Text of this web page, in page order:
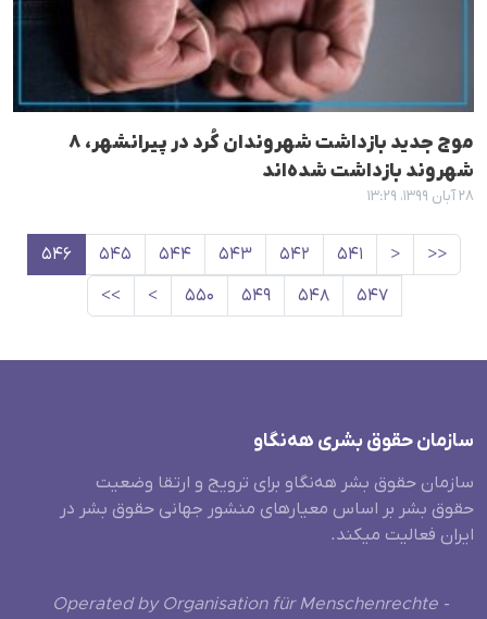
موج جدید بازداشت شهروندان کُرد در پیرانشهر، ۸
شهروند بازداشت شده‌اند
۲۸ آبان ۱۳۹۹، ۱۳:۲۹
<<
< ۵۴۱ ۵۴۲ ۵۴۳ ۵۴۴ ۵۴۵
۵۴۶
۵۴۷
۵۴۸ ۵۴۹ ۵۵۰ >
>>
سازمان حقوق بشری هەنگاو
سازمان حقوق بشر هه‌نگاو برای ترویج و ارتقا وضعیت
حقوق بشر بر اساس معیارهای منشور جهانی حقوق بشر در
ایران فعالیت میکند.
Operated by Organisation für Menschenrechte -